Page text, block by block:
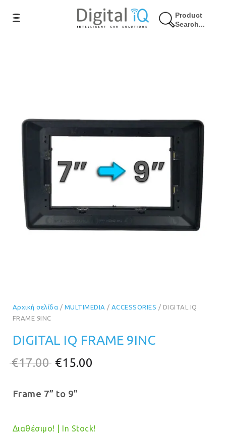
Product
Search...
Αρχική σελίδα / MULTIMEDIA / ACCESSORIES / DIGITAL IQ
FRAME 9INC
DIGITAL IQ FRAME 9INC
€17.00 Original
was:
€15.00
€15.00.
Frame 7” to 9”
Διαθέσιμο! | In Stock!